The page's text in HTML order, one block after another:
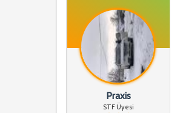
Praxis
STF Üyesi